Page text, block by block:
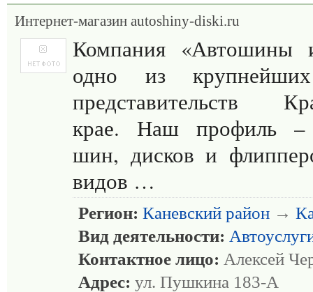
Интернет-магазин autoshiny-diski.ru
Компания «Автошины
одно из
представительств
крае. Наш профиль –
шин, дисков и
видов …
Регион: Каневский район →
Вид деятельности:
Контактное лицо: Алексей
Адрес: ул. Пушкина 183-А